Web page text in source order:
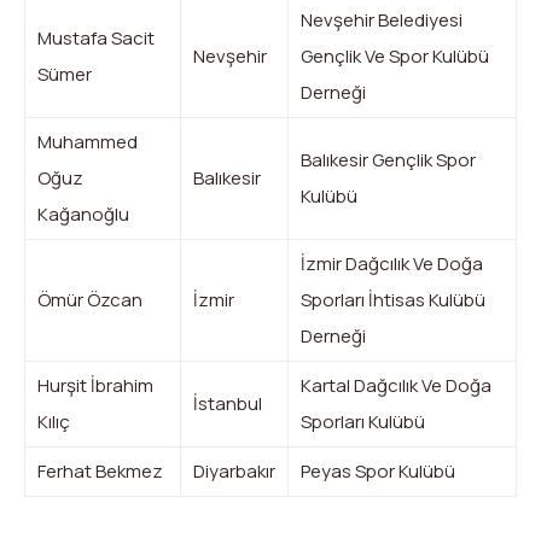
Mustafa Sacit
Sümer
Nevşehir
Nevşehir Belediyesi
Gençlik Ve Spor Kulübü
Derneği
Muhammed
Oğuz
Kağanoğlu
Balıkesir
Balıkesir Gençlik Spor
Kulübü
Ömür Özcan İzmir
İzmir Dağcılık Ve Doğa
Sporları İhtisas Kulübü
Derneği
Hurşit İbrahim
Kılıç
İstanbul
Kartal Dağcılık Ve Doğa
Sporları Kulübü
Ferhat Bekmez
Diyarbakır Peyas Spor Kulübü